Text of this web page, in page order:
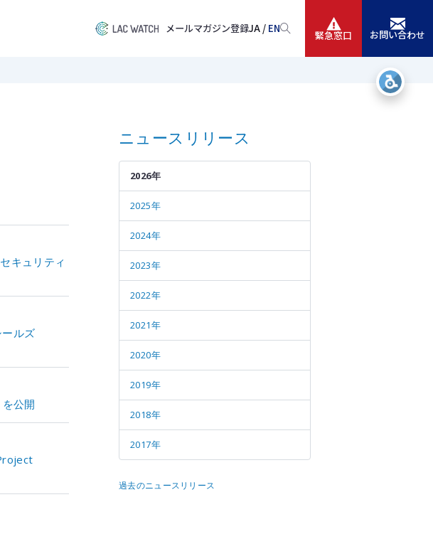
メールマガジン登録JA / EN 緊急窓口 お問い合わせ
会社情報
採用
キュリティ
ルズ
公開
ニュースリリース
2026年
2025年
2024年
2023年
2022年
2021年
2020年
2019年
2018年
2017年
過去のニュースリリース